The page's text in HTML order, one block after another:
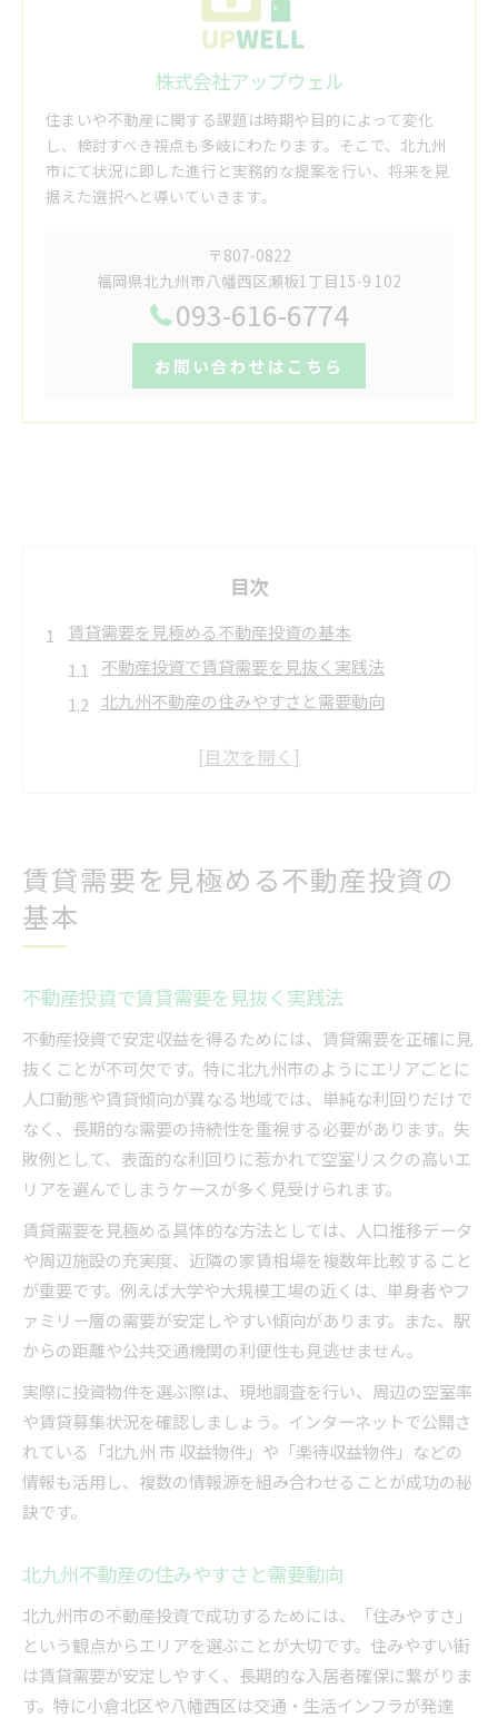
株式会社アップウェル
住まいや不動産に関する課題は時期や目的によって変化
し、検討すべき視点も多岐にわたります。そこで、北九州
市にて状況に即した進行と実務的な提案を行い、将来を見
据えた選択へと導いていきます。
〒807-0822
福岡県北九州市八幡西区瀬板1丁目15-9 102
093-616-6774
お問い合わせはこちら
目次
賃貸需要を見極める不動産投資の基本
不動産投資で賃貸需要を見抜く実践法
北九州不動産の住みやすさと需要動向
オーナーチェンジ物件を選ぶ視点と注意点
収益物件の不動産投資で安定収入を得る秘訣
ション
中古事業用物件の選択肢と投資判断の基準
空室リスクを抑えるエリア選定法
不動産投資で空室リスクを防ぐエリア分析法
北九州で賃貸需要が高いエリアの特徴
小倉北区など住みやすい街の見極めポイント
空室リスクに強い収益物件の選び方
将来性ある北九州市の投資ポイント解説
不動産投資で将来性を重視する理由と視点
北九州の一棟売り物件選びの将来性評価
中古事業用物件で資産価値を高める戦略
住みやすさと収益性を両立する投資の考え方
将来性あるエリアで不動産投資をする意義
無理なく始めるための資金計画の立て方
中古物件投資に必要な費用と収益見通し
返済比率や管理費も踏まえた収支計算のコツ
現地調査から学ぶ失敗しにくい不動産選択
賃貸需要を見極める不動産投資の
基本
不動産投資で賃貸需要を見抜く実践法
不動産投資で安定収益を得るためには、賃貸需要を正確に見
抜くことが不可欠です。特に北九州市のようにエリアごとに
人口動態や賃貸傾向が異なる地域では、単純な利回りだけで
なく、長期的な需要の持続性を重視する必要があります。失
敗例として、表面的な利回りに惹かれて空室リスクの高いエ
リアを選んでしまうケースが多く見受けられます。
賃貸需要を見極める具体的な方法としては、人口推移データ
や周辺施設の充実度、近隣の家賃相場を複数年比較すること
が重要です。例えば大学や大規模工場の近くは、単身者やフ
ァミリー層の需要が安定しやすい傾向があります。また、駅
からの距離や公共交通機関の利便性も見逃せません。
実際に投資物件を選ぶ際は、現地調査を行い、周辺の空室率
や賃貸募集状況を確認しましょう。インターネットで公開さ
れている「北九州 市 収益物件」や「楽待収益物件」などの
情報も活用し、複数の情報源を組み合わせることが成功の秘
訣です。
北九州不動産の住みやすさと需要動向
北九州市の不動産投資で成功するためには、「住みやすさ」
という観点からエリアを選ぶことが大切です。住みやすい街
は賃貸需要が安定しやすく、長期的な入居者確保に繋がりま
す。特に小倉北区や八幡西区は交通・生活インフラが発達